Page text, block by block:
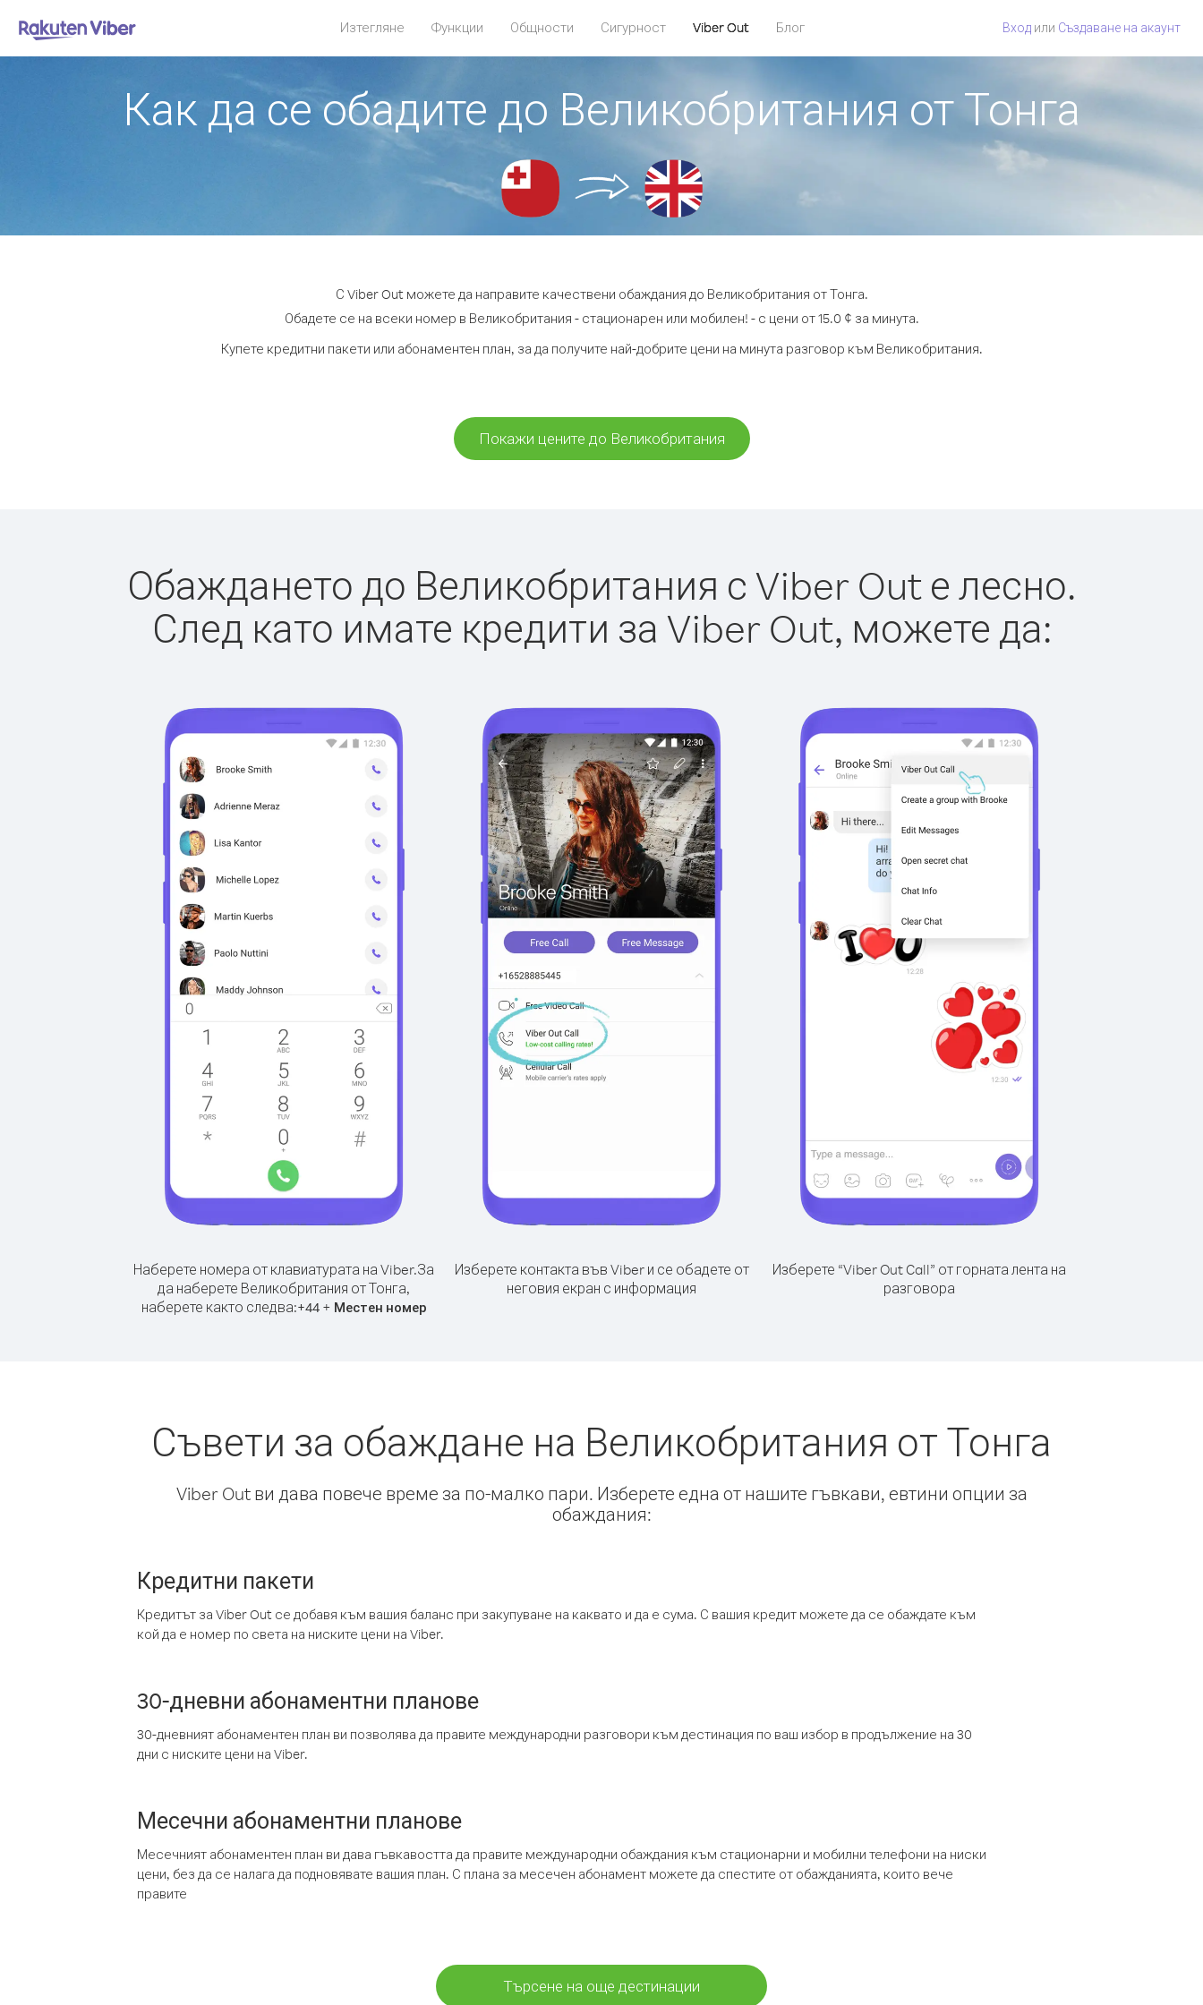
Изтегляне Функции Общности Сигурност Viber Out Блог Вход или Създаване на акаунт
Как да се обадите до Великобритания от Тонга
С Viber Out можете да направите качествени обаждания до Великобритания от Тонга.
Обадете се на всеки номер в Великобритания - стационарен или мобилен! - с цени от 15.0 ¢ за минута.
Купете кредитни пакети или абонаментен план, за да получите най-добрите цени на минута разговор към Великобритания.
Покажи цените до Великобритания
Обаждането до Великобритания с Viber Out е лесно.
След като имате кредити за Viber Out, можете да:
Наберете номера от клавиатурата на Viber.За
да наберете Великобритания от Тонга,
наберете както следва:+44+ Местен номер
Изберете контакта във Viber и се обадете от
неговия екран с информация
Изберете “Viber Out Call” от горната лента на
разговора
Съвети за обаждане на Великобритания от Тонга
Viber Out ви дава повече време за по-малко пари. Изберете една от нашите гъвкави, евтини опции за
обаждания:
Кредитни пакети
Кредитът за Viber Out се добавя към вашия баланс при закупуване на каквато и да е сума. С вашия кредит можете да се обаждате към
кой да е номер по света на ниските цени на Viber.
30-дневни абонаментни планове
30-дневният абонаментен план ви позволява да правите международни разговори към дестинация по ваш избор в продължение на 30
дни с ниските цени на Viber.
Месечни абонаментни планове
Месечният абонаментен план ви дава гъвкавостта да правите международни обаждания към стационарни и мобилни телефони на ниски
цени, без да се налага да подновявате вашия план. С плана за месечен абонамент можете да спестите от обажданията, които вече
правите
Търсене на още дестинации